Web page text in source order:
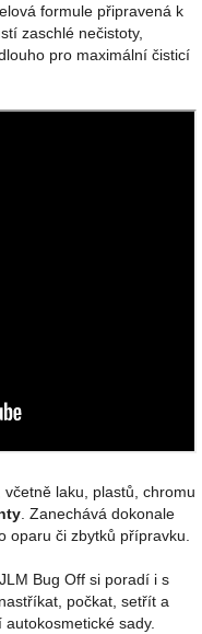
formule připravená k
zaschlé nečistoty,
pro maximální čisticí
laku, plastů, chromu
. Zanechává dokonale
oparu či zbytků přípravku.
Bug Off si poradí i s
počkat, setřít a
sady.